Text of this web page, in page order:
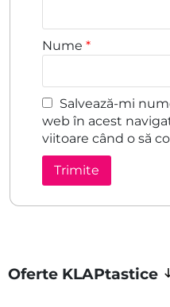
Nume *
Salvează-mi
web în acest
viitoare când o să
Oferte KLAPtastice